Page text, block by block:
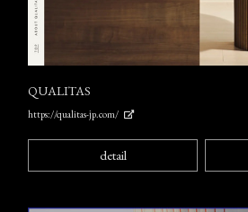
QUALITAS
https://qualitas-jp.com/
detail